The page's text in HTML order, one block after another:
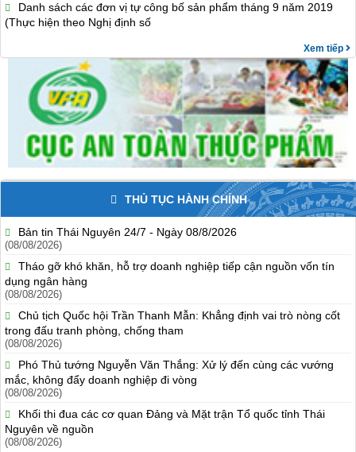
Danh sách các đơn vị tự công bố sản phẩm tháng 9 năm 2019
(Thực hiện theo Nghị định số
Xem tiếp
THỦ TỤC HÀNH CHÍNH
Bản tin Thái Nguyên 24/7 - Ngày 08/8/2026
(08/08/2026)
Tháo gỡ khó khăn, hỗ trợ doanh nghiệp tiếp cận nguồn vốn tín
dụng ngân hàng
(08/08/2026)
Chủ tịch Quốc hội Trần Thanh Mẫn: Khẳng định vai trò nòng cốt
trong đấu tranh phòng, chống tham
(08/08/2026)
Phó Thủ tướng Nguyễn Văn Thắng: Xử lý đến cùng các vướng
mắc, không đẩy doanh nghiệp đi vòng
(08/08/2026)
Khối thi đua các cơ quan Đảng và Mặt trận Tổ quốc tỉnh Thái
Nguyên về nguồn
(08/08/2026)